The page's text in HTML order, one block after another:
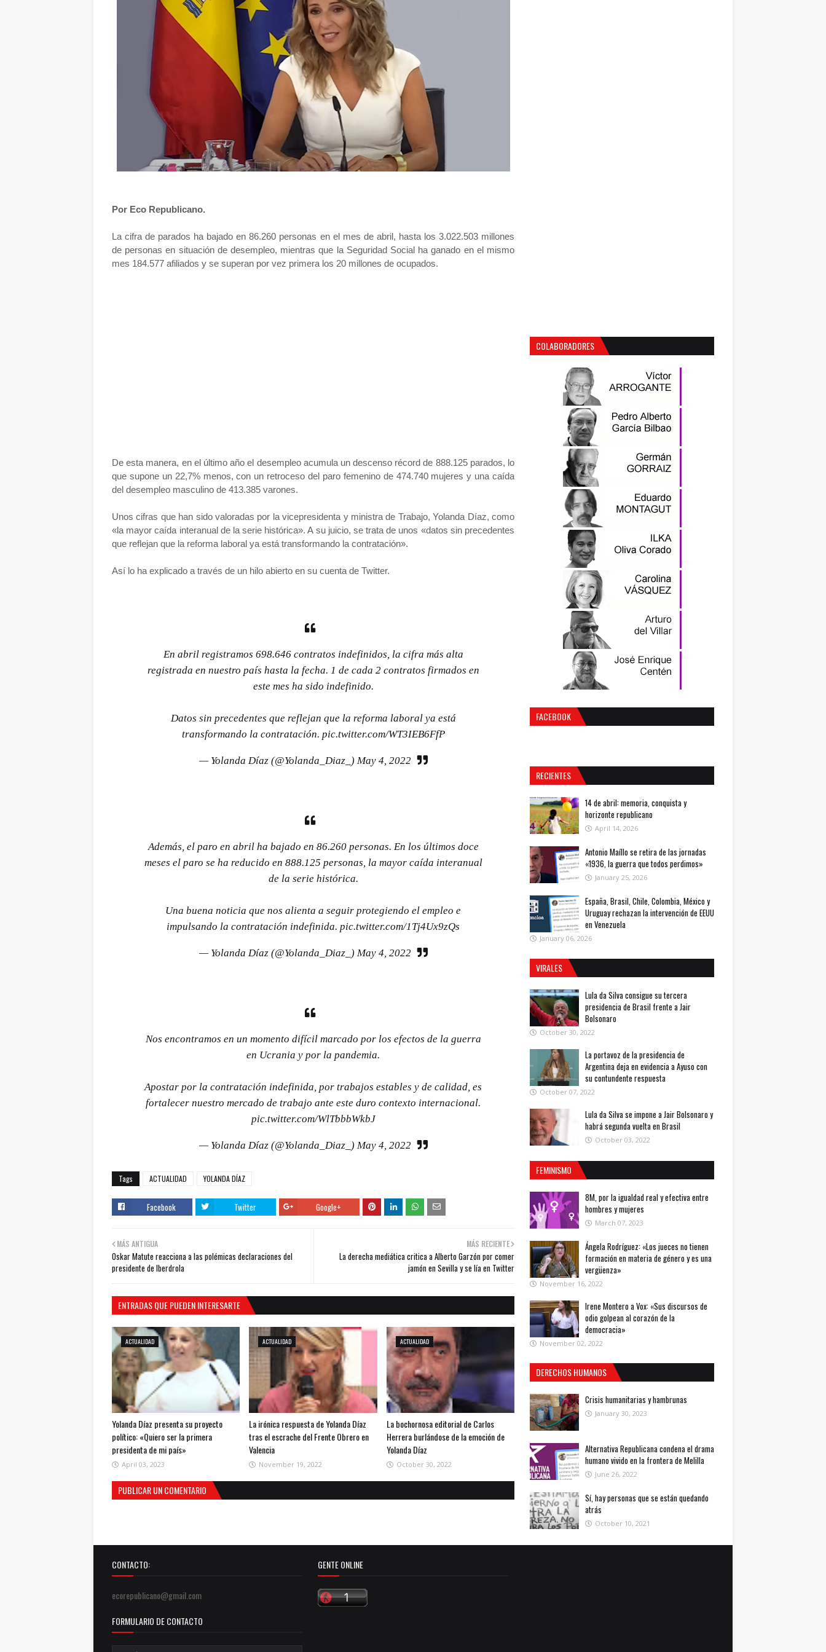
Por Eco Republicano.
La cifra de parados ha bajado en 86.260 personas en el mes de abril, hasta los 3.022.503 millones
de personas en situación de desempleo, mientras que la Seguridad Social ha ganado en el mismo
mes 184.577 afiliados y se superan por vez primera los 20 millones de ocupados.
De esta manera, en el último año el desempleo acumula un descenso récord de 888.125 parados, lo
que supone un 22,7% menos, con un retroceso del paro femenino de 474.740 mujeres y una caída
del desempleo masculino de 413.385 varones.
Unos cifras que han sido valoradas por la vicepresidenta y ministra de Trabajo, Yolanda Díaz, como
«la mayor caída interanual de la serie histórica». A su juicio, se trata de unos «datos sin precedentes
que reflejan que la reforma laboral ya está transformando la contratación».
Así lo ha explicado a través de un hilo abierto en su cuenta de Twitter.
En abril registramos 698.646 contratos indefinidos, la cifra más alta
registrada en nuestro país hasta la fecha. 1 de cada 2 contratos firmados en
este mes ha sido indefinido.
Datos sin precedentes que reflejan que la reforma laboral ya está
transformando la contratación. pic.twitter.com/WT3IEB6FfP
— Yolanda Díaz (@Yolanda_Diaz_) May 4, 2022
Además, el paro en abril ha bajado en 86.260 personas. En los últimos doce
meses el paro se ha reducido en 888.125 personas, la mayor caída interanual
de la serie histórica.
Una buena noticia que nos alienta a seguir protegiendo el empleo e
impulsando la contratación indefinida. pic.twitter.com/1Tj4Ux9zQs
— Yolanda Díaz (@Yolanda_Diaz_) May 4, 2022
Nos encontramos en un momento difícil marcado por los efectos de la guerra
en Ucrania y por la pandemia.
Apostar por la contratación indefinida, por trabajos estables y de calidad, es
fortalecer nuestro mercado de trabajo ante este duro contexto internacional.
pic.twitter.com/WlTbbbWkbJ
— Yolanda Díaz (@Yolanda_Diaz_) May 4, 2022
Tags ACTUALIDAD YOLANDA DÍAZ
Facebook Twitter Google+
MÁS RECIENTE
La derecha mediática critica a Alberto Garzón por comer
jamón en Sevilla y se lía en Twitter
MÁS ANTIGUA
Oskar Matute reacciona a las polémicas declaraciones del
presidente de Iberdrola
ENTRADAS QUE PUEDEN INTERESARTE
ACTUALIDAD
Yolanda Díaz presenta su proyecto
político: «Quiero ser la primera
presidenta de mi país»
April 03, 2023
ACTUALIDAD
La irónica respuesta de Yolanda Díaz
tras el escrache del Frente Obrero en
Valencia
November 19, 2022
ACTUALIDAD
La bochornosa editorial de Carlos
Herrera burlándose de la emoción de
Yolanda Díaz
October 30, 2022
PUBLICAR UN COMENTARIO
COLABORADORES
FACEBOOK
RECIENTES
14 de abril: memoria, conquista y
horizonte republicano
April 14, 2026
Antonio Maíllo se retira de las jornadas
«1936, la guerra que todos perdimos»
January 25, 2026
España, Brasil, Chile, Colombia, México y
Uruguay rechazan la intervención de EEUU
en Venezuela
January 06, 2026
VIRALES
Lula da Silva consigue su tercera
presidencia de Brasil frente a Jair
Bolsonaro
October 30, 2022
La portavoz de la presidencia de
Argentina deja en evidencia a Ayuso con
su contundente respuesta
October 07, 2022
Lula da Silva se impone a Jair Bolsonaro y
habrá segunda vuelta en Brasil
October 03, 2022
FEMINISMO
8M, por la igualdad real y efectiva entre
hombres y mujeres
March 07, 2023
Ángela Rodríguez: «Los jueces no tienen
formación en materia de género y es una
vergüenza»
November 16, 2022
Irene Montero a Vox: «Sus discursos de
odio golpean al corazón de la
democracia»
November 02, 2022
DERECHOS HUMANOS
Crisis humanitarias y hambrunas
January 30, 2023
Alternativa Republicana condena el drama
humano vivido en la frontera de Melilla
June 26, 2022
Sí, hay personas que se están quedando
atrás
October 10, 2021
CONTACTO:
ecorepublicano@gmail.com
FORMULARIO DE CONTACTO
GENTE ONLINE